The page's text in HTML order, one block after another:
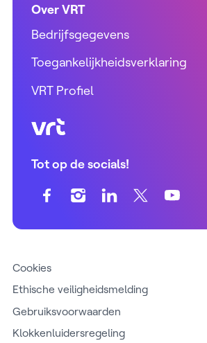
Over VRT
Bedrijfsgegevens
Toegankelijkheidsverklaring
VRT Profiel
VRT (home)
Tot op de socials!
Cookies
Ethische veiligheidsmelding
Gebruiksvoorwaarden
Klokkenluidersregeling